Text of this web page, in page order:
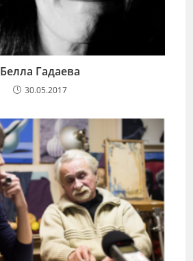
Белла Гадаева
30.05.2017